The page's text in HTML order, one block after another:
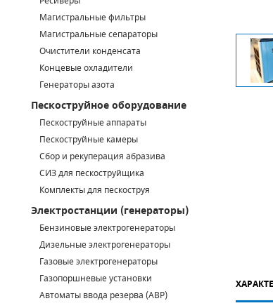
Магистральные фильтры
Магистральные сепараторы
Очистители конденсата
Концевые охладители
Генераторы азота
Пескоструйное оборудование
Пескоструйные аппараты
Пескоструйные камеры
Сбор и рекуперация абразива
СИЗ для пескоструйщика
Комплекты для пескоструя
Электростанции (генераторы)
Бензиновые электрогенераторы
Дизельные электрогенераторы
Газовые электрогенераторы
Газопоршневые установки
Автоматы ввода резерва (АВР)
САДОВАЯ ТЕХНИКА
КОНТЕЙНЕРЫ ДЛЯ ОБОРУДОВАНИЯ
КАНАЛИЗАЦИОННЫЕ НАСОСЫ
ДИЗЕЛЬНЫЕ МОТОПОМПЫ
ТАЛИ И ТЕЛЬФЕРЫ
ЛЕНТОЧНОПИЛЬНЫЕ СТАНКИ
КОНТРОЛЛЕРЫ (БЛОКИ УПРАВЛЕНИЯ)
ВПУСКНЫЕ КЛАПАНЫ
ОБРАТНЫЕ КЛАПАНЫ
КЛАПАНЫ МИНИМАЛЬНОГО ДАВЛЕНИЯ
РЕЛЕ ДАВЛЕНИЯ ДЛЯ ДЛЯ КОМПРЕССОРОВ
ДАТЧИКИ
РУКАВА ВЫСОКОГО ДАВЛЕНИЯ (РВД)
ЗАПЧАСТИ ДЛЯ ВИНТОВЫХ КОМПРЕССОРОВ